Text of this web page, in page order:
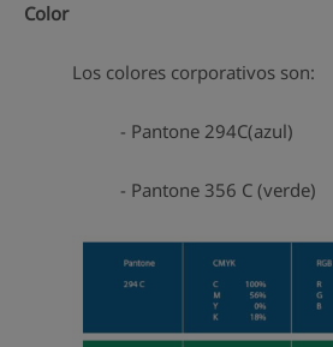
Color
Los colores corporativos son:
- Pantone 294C(azul)
- Pantone 356 C (verde)